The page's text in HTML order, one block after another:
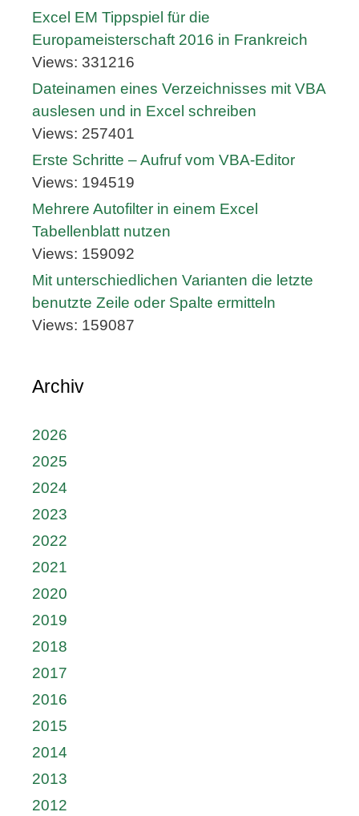
Excel EM Tippspiel für die
Europameisterschaft 2016 in Frankreich
Views: 331216
Dateinamen eines Verzeichnisses mit VBA
auslesen und in Excel schreiben
Views: 257401
Erste Schritte – Aufruf vom VBA-Editor
Views: 194519
Mehrere Autofilter in einem Excel
Tabellenblatt nutzen
Views: 159092
Mit unterschiedlichen Varianten die letzte
benutzte Zeile oder Spalte ermitteln
Views: 159087
Archiv
2026
2025
2024
2023
2022
2021
2020
2019
2018
2017
2016
2015
2014
2013
2012